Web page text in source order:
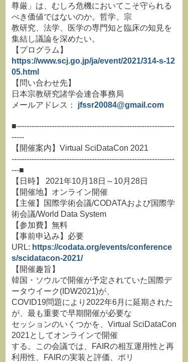
尊厳」は、むしろ危機においてこそ守られる
べき価値ではないのか。哲学、宗
教研究、法学、医学の専門知と臨床の知見を
集結し議論を深めたい。
【プログラム】
https://www.scj.go.jp/ja/event/2021/314-s-12
05.html
【問い合わせ先】
日本宗教研究諸学会連合事務局
メールアドレス： jfssr20084@gmail.com
■---------------------------------------------------------------
-----
【開催案内】Virtual SciDataCon 2021
-----------------------------------------------------------------
---■
【日時】 2021年10月18日～10月28日
【開催地】オンライン開催
【主催】国際学術会議/CODATAおよび国際学
術会議/World Data System
【参加費】無料
【事前申込み】必要
URL: https://codata.org/events/conference
s/scidatacon-2021/
【開催趣旨】
韓国・ソウルで開催が予定されていた国際デ
ータウイーク(IDW2021)が、
COVID19問題により2022年6月に延期された
が、最も重要で早期開催が必要な
セッションのいくつかを、Virtual SciDataCon
2021としてオンラインで開催
する。この会議では、FAIRの相互運用性と再
利用性、FAIRの実装と評価、ポリ